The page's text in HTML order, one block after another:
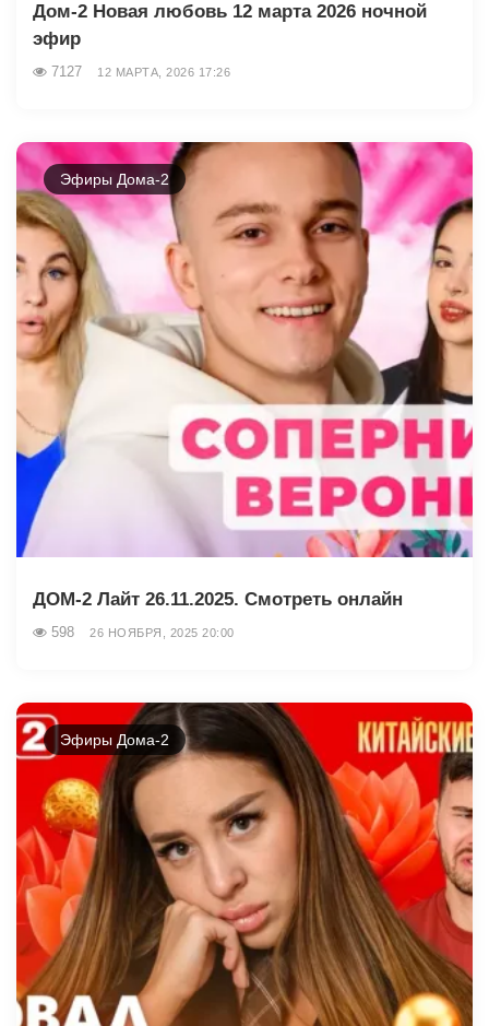
Дом-2 Новая любовь 12 марта 2026 ночной
эфир
7127 12 МАРТА, 2026 17:26
Эфиры Дома-2
ДОМ-2 Лайт 26.11.2025. Смотреть онлайн
598 26 НОЯБРЯ, 2025 20:00
Эфиры Дома-2